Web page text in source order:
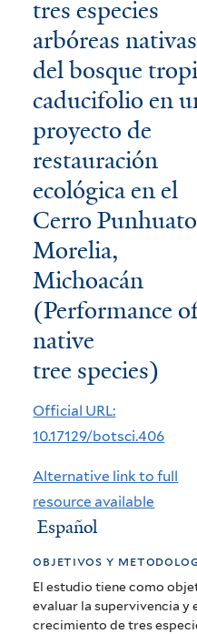
are
here
de
tres
especies
arbóreas
nativas
del
bosque
tropical
caducifolio
en
un
proyecto
de
restauración
ecológica
en
el
Cerro
Punhuato,
Morelia,
tres especies
arbóreas nativas
del bosque
caducifolio en
proyecto de
restauración
ecológica en el
Cerro
Morelia,
Michoacán
(Performance
native
tree species)
Official URL:
10.17129/botsci.406
Alternative link to full
resource available
Español
objetivos y
El estudio tiene como
evaluar la supervivencia y
crecimiento de tres